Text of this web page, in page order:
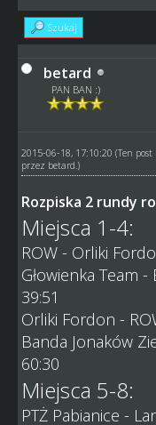
Szukaj
betard
PAN BAN :)
2015-06-18, 17:10:20 (Ten post
przez betard .)
Rozpiska 2 rundy
Miejsca 1-4:
ROW - Orliki
Głowienka Team
39:51
Orliki Fordon -
Banda Jonaków
60:30
Miejsca 5-8:
PTŻ Pabianice -